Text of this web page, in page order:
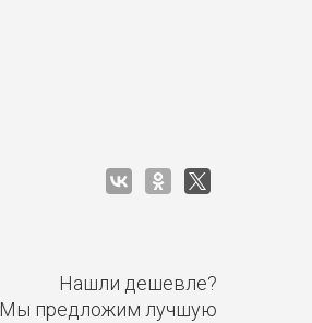
Нашли дешевле?
Мы предложим лучшую